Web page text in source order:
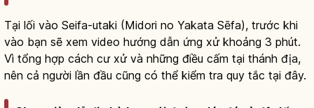
Tại lối vào Seifa-utaki (Midori no Yakata Sēfa), trước khi
vào bạn sẽ xem video hướng dẫn ứng xử khoảng 3 phút.
Vì tổng hợp cách cư xử và những điều cấm tại thánh địa,
nên cả người lần đầu cũng có thể kiểm tra quy tắc tại đây.